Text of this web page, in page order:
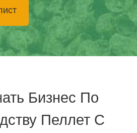
Бизнес По
Пеллет С